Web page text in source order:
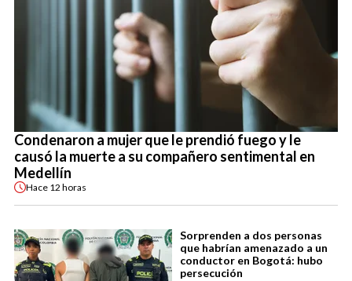
Condenaron a mujer que le prendió fuego y le
causó la muerte a su compañero sentimental en
Medellín
Hace 12 horas
Sorprenden a dos personas
que habrían amenazado a un
conductor en Bogotá: hubo
persecución